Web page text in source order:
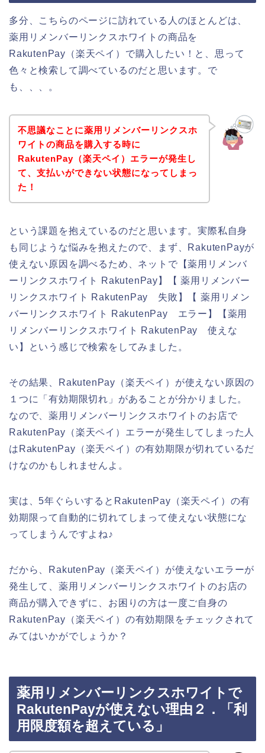
多分、こちらのページに訪れている人のほとんどは、
薬用リメンバーリンクスホワイトの商品を
RakutenPay（楽天ペイ）で購入したい！と、思って
色々と検索して調べているのだと思います。で
も、、、。
不思議なことに薬用リメンバーリンクスホ
ワイトの商品を購入する時に
RakutenPay（楽天ペイ）エラーが発生し
て、支払いができない状態になってしまっ
た！
という課題を抱えているのだと思います。実際私自身
も同じような悩みを抱えたので、まず、RakutenPayが
使えない原因を調べるため、ネットで【薬用リメンバ
ーリンクスホワイト RakutenPay】【 薬用リメンバー
リンクスホワイト RakutenPay 失敗】【 薬用リメン
バーリンクスホワイト RakutenPay エラー】【薬用
リメンバーリンクスホワイト RakutenPay 使えな
い】という感じで検索をしてみました。
その結果、RakutenPay（楽天ペイ）が使えない原因の
１つに「有効期限切れ」があることが分かりました。
なので、薬用リメンバーリンクスホワイトのお店で
RakutenPay（楽天ペイ）エラーが発生してしまった人
はRakutenPay（楽天ペイ）の有効期限が切れているだ
けなのかもしれませんよ。
実は、5年ぐらいするとRakutenPay（楽天ペイ）の有
効期限って自動的に切れてしまって使えない状態にな
ってしまうんですよね♪
だから、RakutenPay（楽天ペイ）が使えないエラーが
発生して、薬用リメンバーリンクスホワイトのお店の
商品が購入できずに、お困りの方は一度ご自身の
RakutenPay（楽天ペイ）の有効期限をチェックされて
みてはいかがでしょうか？
薬用リメンバーリンクスホワイトで
RakutenPayが使えない理由２．「利
用限度額を超えている」